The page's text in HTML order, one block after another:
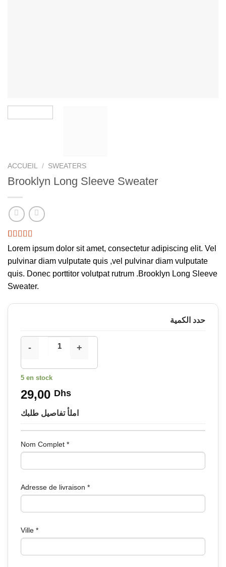
ACCUEIL / SWEATERS
Brooklyn Long Sleeve Sweater
Noté4.00
sur 5 basé
sur
3
notations
client
Lorem ipsum dolor sit amet, consectetur adipiscing elit. Vel
pulvinar diam vulputate quis ,vel pulvinar diam vulputate
quis. Donec porttitor volutpat rutrum .Brooklyn Long Sleeve
Sweater.
حدد الكمية
5 en stock
29,00 Dhs
املأ تفاصيل طلبك
Nom Complet *
Adresse de livraison *
Ville *